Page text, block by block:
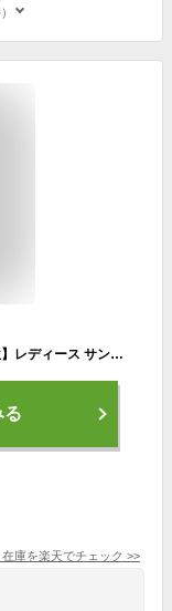
【1足1090円！2足購入+クーポンで】【楽天1位】レディース サンダル 厚底 リカバリーサンダル スポーツ 疲れない メンズ スポーツサンダル ロッカーサンダル シャワーサンダル ビーチサンダル 靴 EVA リラックス 疲労回復 アスリート スリッパ 衝撃吸収 ^bm1065^
る
庫を楽天でチェック >>